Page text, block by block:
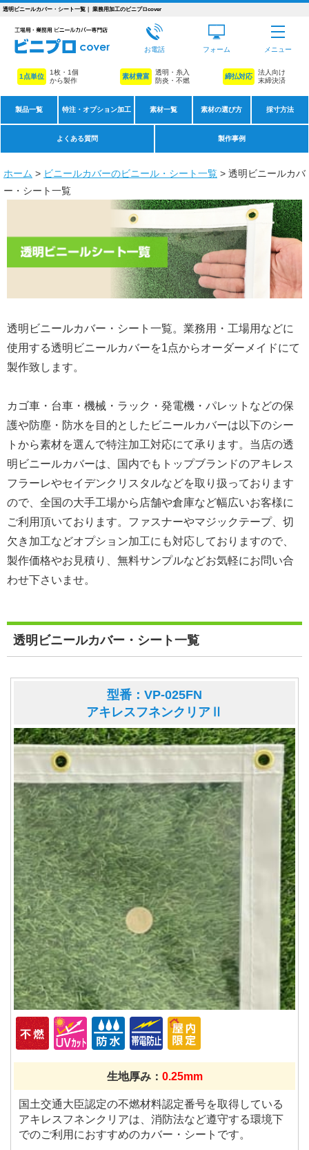
透明ビニールカバー・シート一覧｜ 業務用加工のビニプロcover
お電話 フォーム メニュー
1点単位
1枚・1個
から製作
素材豊富
透明・糸入
防炎・不燃
締払対応
法人向け
末締決済
製品一覧 特注・オプション加工 素材一覧 素材の選び方 採寸方法
よくある質問 製作事例
ホーム > ビニールカバーのビニール・シート一覧 > 透明ビニールカバ
ー・シート一覧
透明ビニールカバー・シート一覧。業務用・工場用などに
使用する透明ビニールカバーを1点からオーダーメイドにて
製作致します。
カゴ車・台車・機械・ラック・発電機・パレットなどの保
護や防塵・防水を目的としたビニールカバーは以下のシー
トから素材を選んで特注加工対応にて承ります。当店の透
明ビニールカバーは、国内でもトップブランドのアキレス
フラーレやセイデンクリスタルなどを取り扱っております
ので、全国の大手工場から店舗や倉庫など幅広いお客様に
ご利用頂いております。ファスナーやマジックテープ、切
欠き加工などオプション加工にも対応しておりますので、
製作価格やお見積り、無料サンプルなどお気軽にお問い合
わせ下さいませ。
透明ビニールカバー・シート一覧
型番：VP-025FN
アキレスフネンクリアⅡ
生地厚み： 0.25mm
国土交通大臣認定の不燃材料認定番号を取得している
アキレスフネンクリアは、消防法など遵守する環境下
でのご利用におすすめのカバー・シートです。